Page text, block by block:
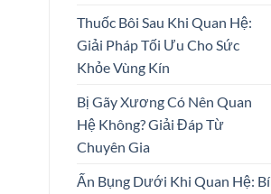
Thuốc Bôi Sau Khi Quan Hệ:
Giải Pháp Tối Ưu Cho Sức
Khỏe Vùng Kín
Bị Gãy Xương Có Nên Quan
Hệ Không? Giải Đáp Từ
Chuyên Gia
Ấn Bụng Dưới Khi Quan Hệ: Bí